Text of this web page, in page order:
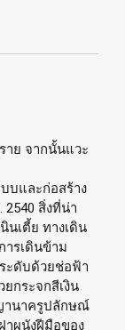
าย จากนั้นแวะ
บและก่อสร้าง
สิ่งที่น่า
นเตี้ย ทางเดิน
ารเดินข้าม
ะดับด้วยช่อฟ้า
กระจกสีเงิน
านาครูปลักษณ์
าผนังฝีมือของ